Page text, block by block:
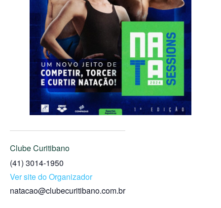
Clube Curitibano
(41) 3014-1950
Ver site do Organizador
natacao@clubecuritibano.com.br